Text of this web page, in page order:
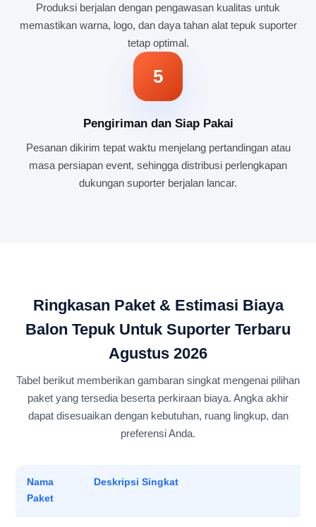
Produksi berjalan dengan pengawasan kualitas untuk
memastikan warna, logo, dan daya tahan alat tepuk suporter
tetap optimal.
5
Pengiriman dan Siap Pakai
Pesanan dikirim tepat waktu menjelang pertandingan atau
masa persiapan event, sehingga distribusi perlengkapan
dukungan suporter berjalan lancar.
Ringkasan Paket & Estimasi Biaya
Balon Tepuk Untuk Suporter Terbaru
Agustus 2026
Tabel berikut memberikan gambaran singkat mengenai pilihan
paket yang tersedia beserta perkiraan biaya. Angka akhir
dapat disesuaikan dengan kebutuhan, ruang lingkup, dan
preferensi Anda.
Nama
Paket
Deskripsi Singkat